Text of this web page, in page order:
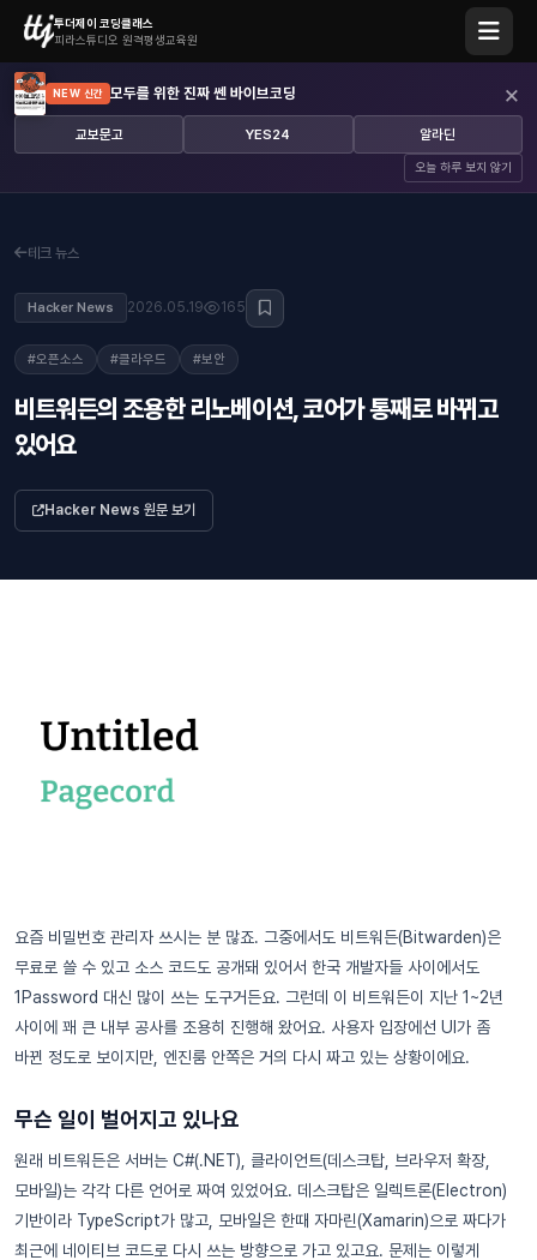
투더제이 코딩클래스
피라스튜디오 원격평생교육원
NEW 신간 모두를 위한 진짜 쎈 바이브코딩
교보문고 YES24 알라딘
오늘 하루 보지 않기
×
테크 뉴스
Hacker News 2026.05.19 165
#오픈소스 #클라우드 #보안
비트워든의 조용한 리노베이션, 코어가 통째로 바뀌고
있어요
Hacker News 원문 보기
요즘 비밀번호 관리자 쓰시는 분 많죠. 그중에서도 비트워든(Bitwarden)은
무료로 쓸 수 있고 소스 코드도 공개돼 있어서 한국 개발자들 사이에서도
1Password 대신 많이 쓰는 도구거든요. 그런데 이 비트워든이 지난 1~2년
사이에 꽤 큰 내부 공사를 조용히 진행해 왔어요. 사용자 입장에선 UI가 좀
바뀐 정도로 보이지만, 엔진룸 안쪽은 거의 다시 짜고 있는 상황이에요.
무슨 일이 벌어지고 있나요
원래 비트워든은 서버는 C#(.NET), 클라이언트(데스크탑, 브라우저 확장,
모바일)는 각각 다른 언어로 짜여 있었어요. 데스크탑은 일렉트론(Electron)
기반이라 TypeScript가 많고, 모바일은 한때 자마린(Xamarin)으로 짜다가
최근에 네이티브 코드로 다시 쓰는 방향으로 가고 있고요. 문제는 이렇게